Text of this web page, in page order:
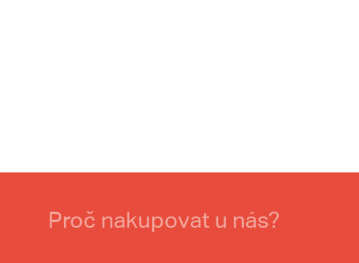
Proč nakupovat u nás?